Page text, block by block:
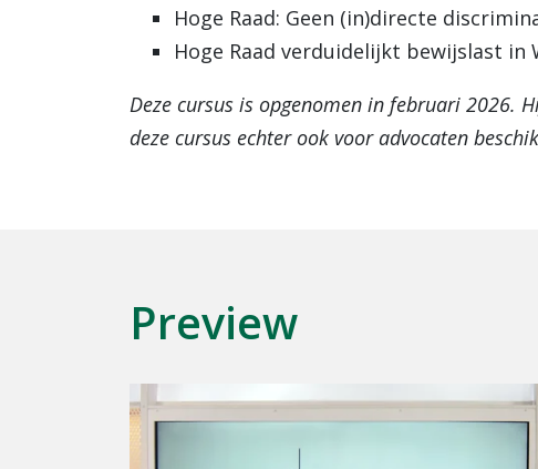
Hoge Raad: Geen (in)directe
Hoge Raad verduidelijkt bewijslast in
Deze cursus is opgenomen in februari 2026.
deze cursus echter ook voor advocaten
Preview